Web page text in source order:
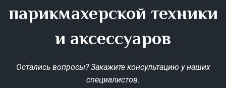
парикмахерской техники
и аксессуаров
Остались вопросы? Закажите консультацию у наших
специалистов.